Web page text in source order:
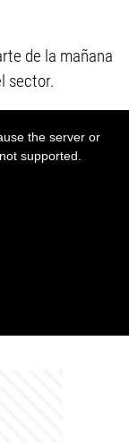
de la mañana
sector.